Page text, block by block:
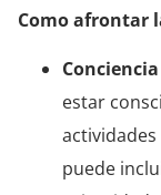
Como afrontar
estar
puede